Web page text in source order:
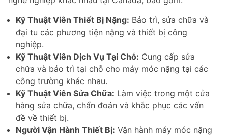
Kỹ Thuật Viên Thiết Bị Nặng: Bảo trì, sửa chữa và
đại tu các phương tiện nặng và thiết bị công
nghiệp.
Kỹ Thuật Viên Dịch Vụ Tại Chỗ: Cung cấp sửa
chữa và bảo trì tại chỗ cho máy móc nặng tại các
công trường khác nhau.
Kỹ Thuật Viên Sửa Chữa: Làm việc trong một cửa
hàng sửa chữa, chẩn đoán và khắc phục các vấn
đề về thiết bị.
Người Vận Hành Thiết Bị: Vận hành máy móc nặng